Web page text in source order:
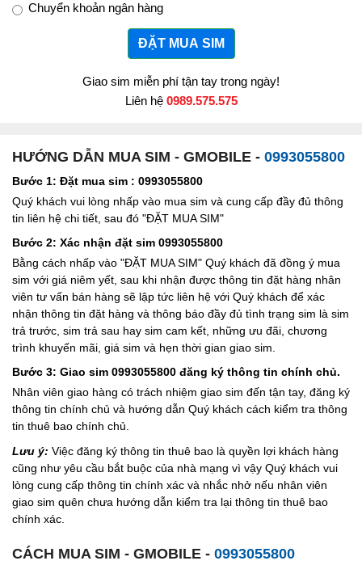
Chuyển khoản ngân hàng
ĐẶT MUA SIM
Giao sim miễn phí tận tay trong ngày!
Liên hệ 0989.575.575
HƯỚNG DẪN MUA SIM - GMOBILE - 0993055800
Bước 1: Đặt mua sim : 0993055800
Quý khách vui lòng nhấp vào mua sim và cung cấp đầy đủ thông
tin liên hệ chi tiết, sau đó "ĐẶT MUA SIM"
Bước 2: Xác nhận đặt sim 0993055800
Bằng cách nhấp vào "ĐẶT MUA SIM" Quý khách đã đồng ý mua
sim với giá niêm yết, sau khi nhận được thông tin đặt hàng nhân
viên tư vấn bán hàng sẽ lập tức liên hệ với Quý khách để xác
nhận thông tin đặt hàng và thông báo đầy đủ tình trạng sim là sim
trả trước, sim trả sau hay sim cam kết, những ưu đãi, chương
trình khuyến mãi, giá sim và hẹn thời gian giao sim.
Bước 3: Giao sim 0993055800 đăng ký thông tin chính chủ.
Nhân viên giao hàng có trách nhiệm giao sim đến tận tay, đăng ký
thông tin chính chủ và hướng dẫn Quý khách cách kiểm tra thông
tin thuê bao chính chủ.
Lưu ý: Việc đăng ký thông tin thuê bao là quyền lợi khách hàng
cũng như yêu cầu bắt buộc của nhà mạng vì vậy Quý khách vui
lòng cung cấp thông tin chính xác và nhắc nhở nếu nhân viên
giao sim quên chưa hướng dẫn kiểm tra lại thông tin thuê bao
chính xác.
CÁCH MUA SIM - GMOBILE - 0993055800